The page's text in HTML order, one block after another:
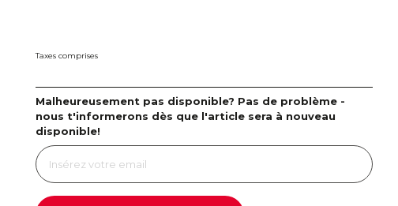
Taxes comprises
Malheureusement pas disponible? Pas de problème -
nous t'informerons dès que l'article sera à nouveau
disponible!